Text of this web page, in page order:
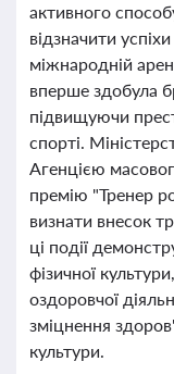
активного
відзначити
міжнародній
вперше здобула
підвищуючи
спорті.
Агенцією
премію "Тренер
визнати внесок
ці події
фізичної
оздоровчої
зміцнення
культури.